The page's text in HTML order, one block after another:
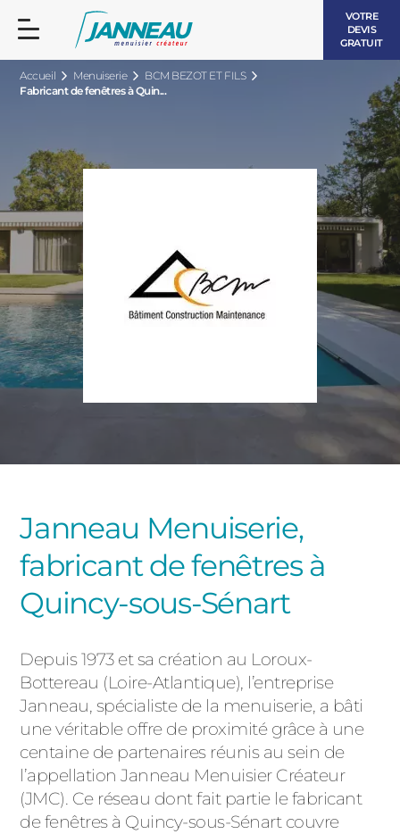
VOTRE
DEVIS
GRATUIT
Accueil Menuiserie
BCM BEZOT ET FILS
Fabricant de fenêtres à Quin...
Janneau Menuiserie,
fabricant de fenêtres à
Quincy-sous-Sénart
Depuis 1973 et sa création au Loroux-
Bottereau (Loire-Atlantique), l’entreprise
Janneau, spécialiste de la menuiserie, a bâti
une véritable offre de proximité grâce à une
centaine de partenaires réunis au sein de
l’appellation Janneau Menuisier Créateur
(JMC). Ce réseau dont fait partie le fabricant
de fenêtres à Quincy-sous-Sénart couvre
FENÊTRES ET PORTES-FENÊTRES
BOIS
ALUMINIUM
ACIER
BAIES VITRÉES
PORTES D’ENTRÉELES INTEMPORELLES
VOLETS ROULANTS
PERGOLAS
CARPORTS